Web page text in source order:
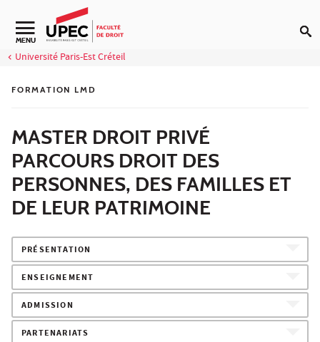
Aller au contenu
Navigation secondaire
MENU
Université Paris-Est Créteil
FORMATION LMD
MASTER DROIT PRIVÉ
PARCOURS DROIT DES
PERSONNES, DES FAMILLES ET
DE LEUR PATRIMOINE
PRÉSENTATION
ENSEIGNEMENT
ADMISSION
PARTENARIATS